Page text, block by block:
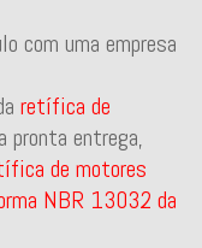
com uma empresa
retífica de
a pronta entrega,
de motores
NBR 13032 da